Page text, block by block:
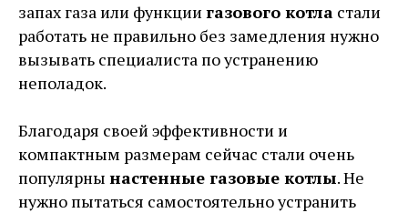
запах газа или функциигазового котла стали
работать не правильно без замедления нужно
вызывать специалиста по устранению
неполадок.
Благодаря своей эффективности и
компактным размерам сейчас стали очень
популярны настенные газовые котлы. Не
нужно пытаться самостоятельно устранить